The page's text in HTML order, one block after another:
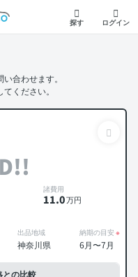
コ
探す ログイン
合わせます。
ください。
諸費用
11.0万円
出品地域
神奈川県
納期の目安 ※
6月〜7月
との比較